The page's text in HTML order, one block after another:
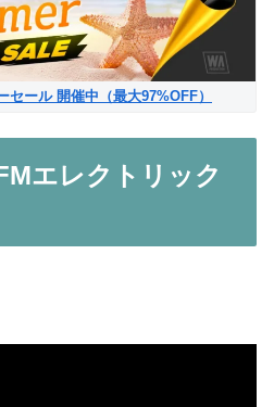
ール 開催中（最大97%OFF）
エレクトリック